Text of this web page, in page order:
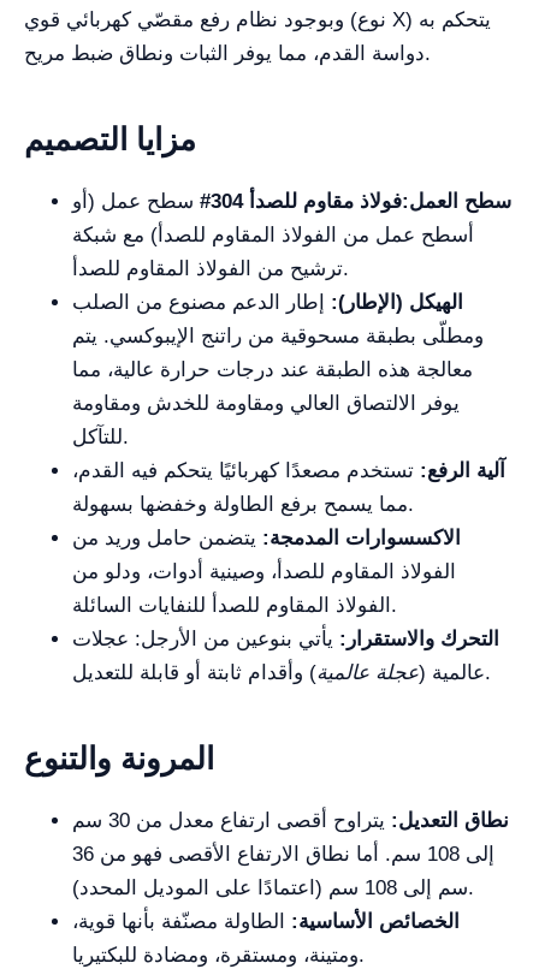
وبوجود نظام رفع مقصّي كهربائي قوي (نوع X) يتحكم به
دواسة القدم، مما يوفر الثبات ونطاق ضبط مريح.
مزايا التصميم
سطح العمل:فولاذ مقاوم للصدأ 304#
سطح عمل (أو
أسطح عمل من الفولاذ المقاوم للصدأ) مع شبكة
ترشيح من الفولاذ المقاوم للصدأ.
الهيكل (الإطار): إطار الدعم مصنوع من الصلب
ومطلّى بطبقة مسحوقية من راتنج الإيبوكسي. يتم
معالجة هذه الطبقة عند درجات حرارة عالية، مما
يوفر الالتصاق العالي ومقاومة للخدش ومقاومة
للتآكل.
آلية الرفع: تستخدم مصعدًا كهربائيًا يتحكم فيه القدم،
مما يسمح برفع الطاولة وخفضها بسهولة.
الاكسسوارات المدمجة: يتضمن حامل وريد من
الفولاذ المقاوم للصدأ، وصينية أدوات، ودلو من
الفولاذ المقاوم للصدأ للنفايات السائلة.
التحرك والاستقرار: يأتي بنوعين من الأرجل: عجلات
عالمية (عجلة عالمية ) وأقدام ثابتة أو قابلة للتعديل.
المرونة والتنوع
نطاق التعديل:
يتراوح أقصى ارتفاع معدل من 30 سم
إلى 108 سم. أما نطاق الارتفاع الأقصى فهو من 36
سم إلى 108 سم (اعتمادًا على الموديل المحدد).
الخصائص الأساسية: الطاولة مصنّفة بأنها قوية،
ومتينة، ومستقرة، ومضادة للبكتيريا.